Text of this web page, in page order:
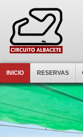
INICIO RESERVAS